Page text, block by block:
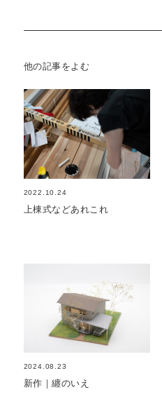
他の記事をよむ
2022.10.24
上棟式などあれこれ
2024.08.23
新作｜纏のいえ